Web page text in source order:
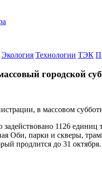
Экология Технологии ТЭК
городской
в массовом
1126 единиц
Оби, парки и скверы,
продлится до 31 октября.